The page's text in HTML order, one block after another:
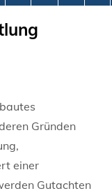
Gründen
einer
Gutachten